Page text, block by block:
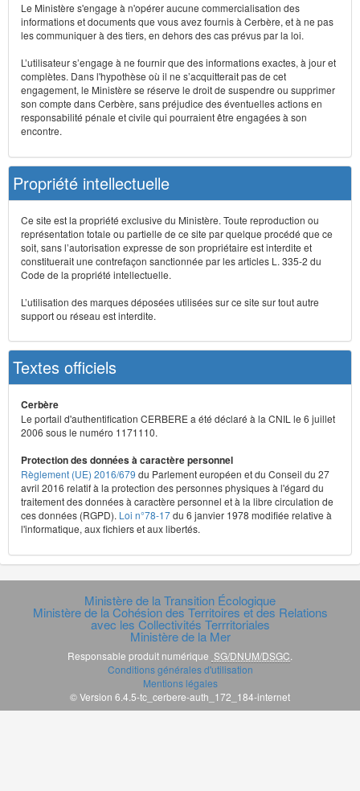
Le Ministère s'engage à n'opérer aucune commercialisation des
informations et documents que vous avez fournis à Cerbère, et à ne pas
les communiquer à des tiers, en dehors des cas prévus par la loi.
L’utilisateur s’engage à ne fournir que des informations exactes, à jour et
complètes. Dans l'hypothèse où il ne s’acquitterait pas de cet
engagement, le Ministère se réserve le droit de suspendre ou supprimer
son compte dans Cerbère, sans préjudice des éventuelles actions en
responsabilité pénale et civile qui pourraient être engagées à son
encontre.
Propriété intellectuelle
Ce site est la propriété exclusive du Ministère. Toute reproduction ou
représentation totale ou partielle de ce site par quelque procédé que ce
soit, sans l’autorisation expresse de son propriétaire est interdite et
constituerait une contrefaçon sanctionnée par les articles L. 335-2 du
Code de la propriété intellectuelle.
L’utilisation des marques déposées utilisées sur ce site sur tout autre
support ou réseau est interdite.
Textes officiels
Cerbère
Le portail d'authentification CERBERE a été déclaré à la CNIL le 6 juillet
2006 sous le numéro 1171110.
Protection des données à caractère personnel
Règlement (UE) 2016/679 du Parlement européen et du Conseil du 27
avril 2016 relatif à la protection des personnes physiques à l'égard du
traitement des données à caractère personnel et à la libre circulation de
ces données (RGPD). Loi n°78-17du 6 janvier 1978 modifiée relative à
l'informatique, aux fichiers et aux libertés.
Ministère de la Transition Écologique
Ministère de la Cohésion des Territoires et des Relations
avec les Collectivités Terrritoriales
Ministère de la Mer
Responsable produit numérique SG/DNUM/DSGC
Conditions générales d'utilisation
Mentions légales
© Version 6.4.5-tc_cerbere-auth_172_184-internet